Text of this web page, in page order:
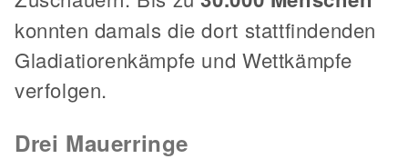
konnten damals die dort stattfindenden
Gladiatiorenkämpfe und Wettkämpfe
verfolgen.
Drei Mauerringe